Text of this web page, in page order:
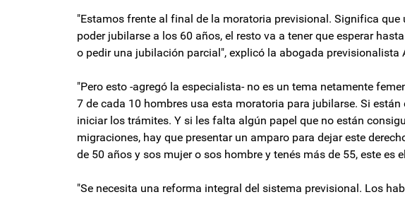
"Estamos frente al final de la moratoria previsional. Significa que
poder jubilarse a los 60 años, el resto va a tener que esperar
o pedir una jubilación parcial", explicó la abogada previsionalista
"Pero esto -agregó la especialista- no es un tema netamente
7 de cada 10 hombres usa esta moratoria para jubilarse. Si
iniciar los trámites. Y si les falta algún papel que no están
migraciones, hay que presentar un amparo para dejar este
de 50 años y sos mujer o sos hombre y tenés más de 55, este es
"Se necesita una reforma integral del sistema previsional. Los